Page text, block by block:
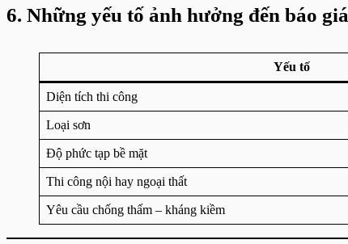
6. Những yếu tố ảnh hưởng đến báo giá
Yếu tố
Diện tích thi công
Loại sơn
Độ phức tạp bề mặt
Thi công nội hay ngoại thất
Yêu cầu chống thấm – kháng kiềm